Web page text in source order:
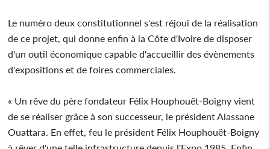
Le numéro deux constitutionnel s'est réjoui de la réalisation
de ce projet, qui donne enfin à la Côte d'Ivoire de disposer
d'un outil économique capable d'accueillir des évènements
d'expositions et de foires commerciales.
« Un rêve du père fondateur Félix Houphouët-Boigny vient
de se réaliser grâce à son successeur, le président Alassane
Ouattara. En effet, feu le président Félix Houphouët-Boigny